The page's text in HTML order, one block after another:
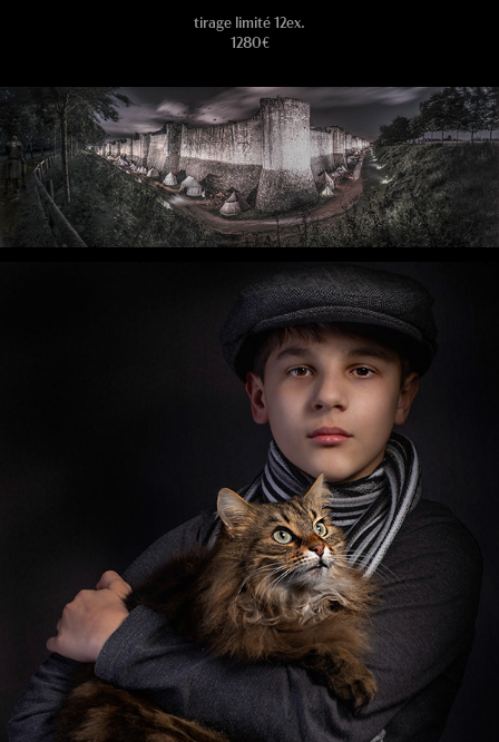
tirage limité 12ex.
1280€